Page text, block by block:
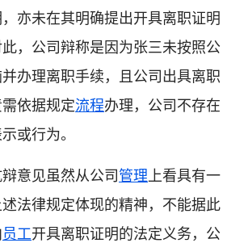
亦未在其明确提出开具离职证明
，公司辩称是因为张三未按照公
办理离职手续，且公司出具离职
依据规定流程办理，公司不存在
或行为。
意见虽然从公司 管理 上看具有一
法律规定体现的精神，不能据此
员工开具离职证明的法定义务，公